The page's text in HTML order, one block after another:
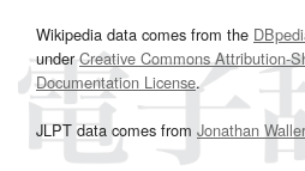
Wikipedia data comes from the
underCreative Commons Attribution-
Documentation License.
JLPT data comes from Jonathan